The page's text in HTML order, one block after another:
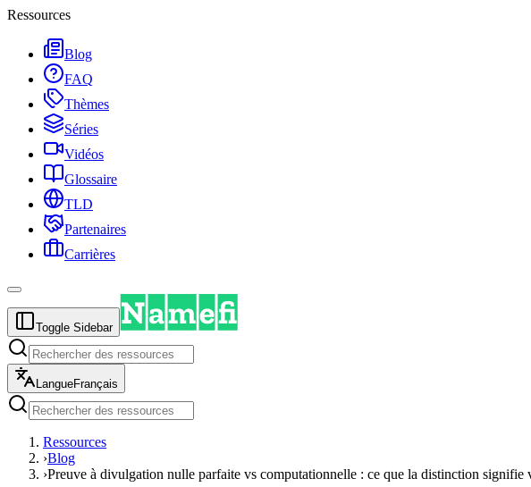
Ressources
Blog
FAQ
Thèmes
Séries
Vidéos
Glossaire
TLD
Partenaires
Carrières
Toggle Sidebar
LangueFrançais
Ressources
›Blog
›Preuve à divulgation nulle parfaite vs computationnelle : ce que la distinction signifie